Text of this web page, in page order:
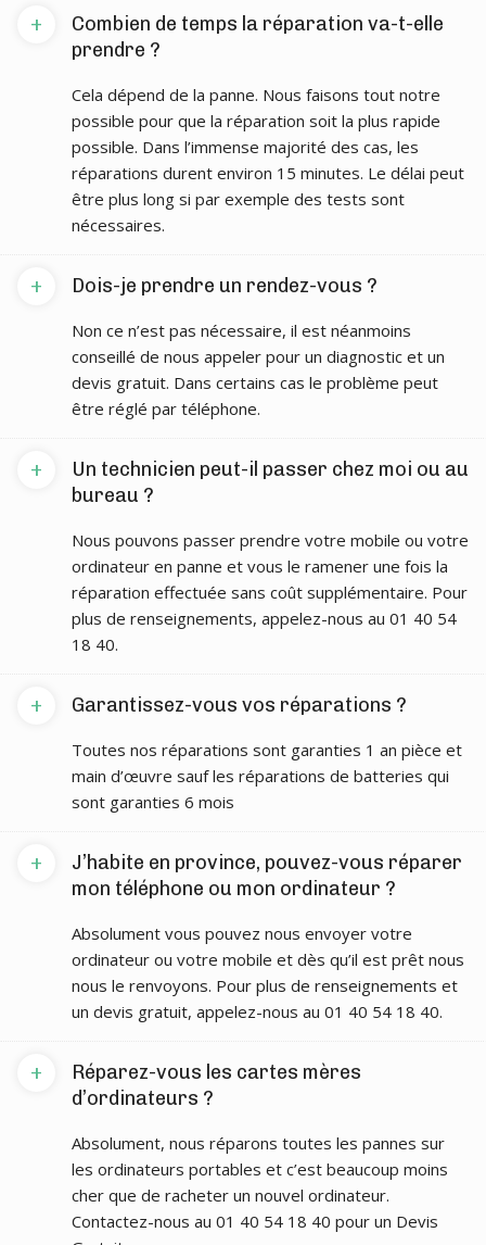
Combien de temps la réparation va-t-elle
prendre ?
+
Cela dépend de la panne. Nous faisons tout notre
possible pour que la réparation soit la plus rapide
possible. Dans l’immense majorité des cas, les
réparations durent environ 15 minutes. Le délai peut
être plus long si par exemple des tests sont
nécessaires.
Dois-je prendre un rendez-vous ?
+
Non ce n’est pas nécessaire, il est néanmoins
conseillé de nous appeler pour un diagnostic et un
devis gratuit. Dans certains cas le problème peut
être réglé par téléphone.
Un technicien peut-il passer chez moi ou au
bureau ?
+
Nous pouvons passer prendre votre mobile ou votre
ordinateur en panne et vous le ramener une fois la
réparation effectuée sans coût supplémentaire. Pour
plus de renseignements, appelez-nous au 01 40 54
18 40.
Garantissez-vous vos réparations ?
+
Toutes nos réparations sont garanties 1 an pièce et
main d’œuvre sauf les réparations de batteries qui
sont garanties 6 mois
J’habite en province, pouvez-vous réparer
mon téléphone ou mon ordinateur ?
+
Absolument vous pouvez nous envoyer votre
ordinateur ou votre mobile et dès qu’il est prêt nous
nous le renvoyons. Pour plus de renseignements et
un devis gratuit, appelez-nous au 01 40 54 18 40.
Réparez-vous les cartes mères
d’ordinateurs ?
+
Absolument, nous réparons toutes les pannes sur
les ordinateurs portables et c’est beaucoup moins
cher que de racheter un nouvel ordinateur.
Contactez-nous au 01 40 54 18 40 pour un Devis